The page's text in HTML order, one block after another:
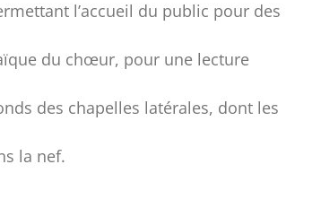
l’accueil du public pour des
du chœur, pour une lecture
des chapelles latérales, dont les
la nef.